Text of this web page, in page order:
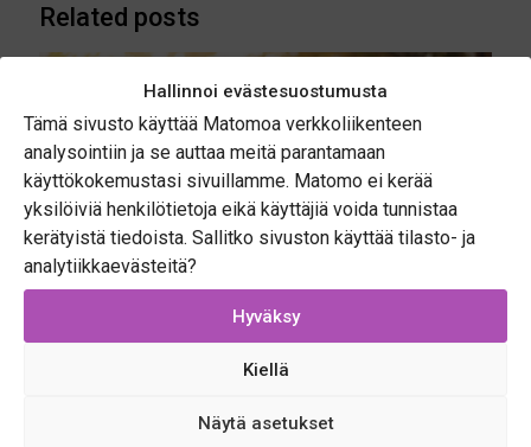
Hallinnoi evästesuostumusta
Tämä sivusto käyttää Matomoa verkkoliikenteen
analysointiin ja se auttaa meitä parantamaan
käyttökokemustasi sivuillamme. Matomo ei kerää
yksilöiviä henkilötietoja eikä käyttäjiä voida tunnistaa
kerätyistä tiedoista. Sallitko sivuston käyttää tilasto- ja
analytiikkaevästeitä?
Hyväksy
Kiellä
Näytä asetukset
Related posts